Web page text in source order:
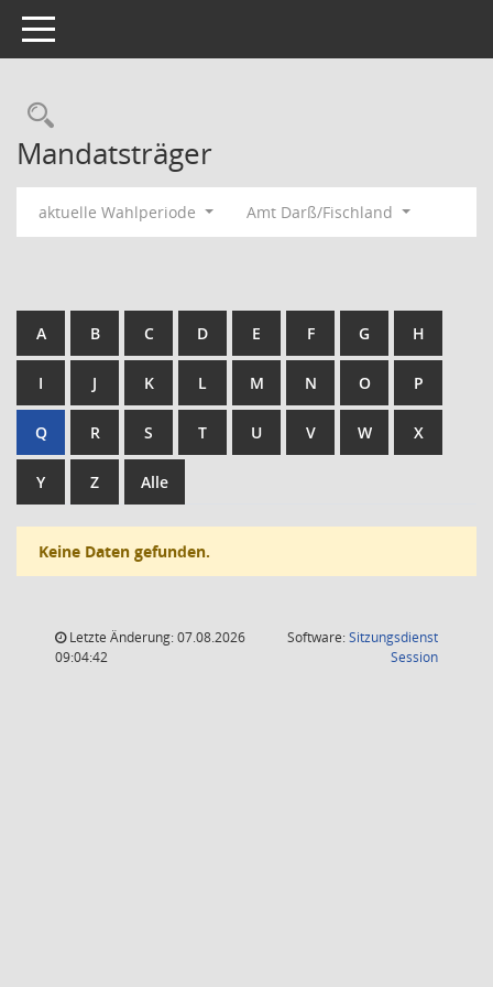
Toggle navigation
Rechercheauswahl
Mandatsträger
aktuelle Wahlperiode Amt Darß/Fischland
A B C D E F G H
I J K L M N O P
Q R S T U V W X
Y Z Alle
Keine Daten gefunden.
Letzte Änderung: 07.08.2026
09:04:42
Software:Sitzungsdienst
Session(Wird in